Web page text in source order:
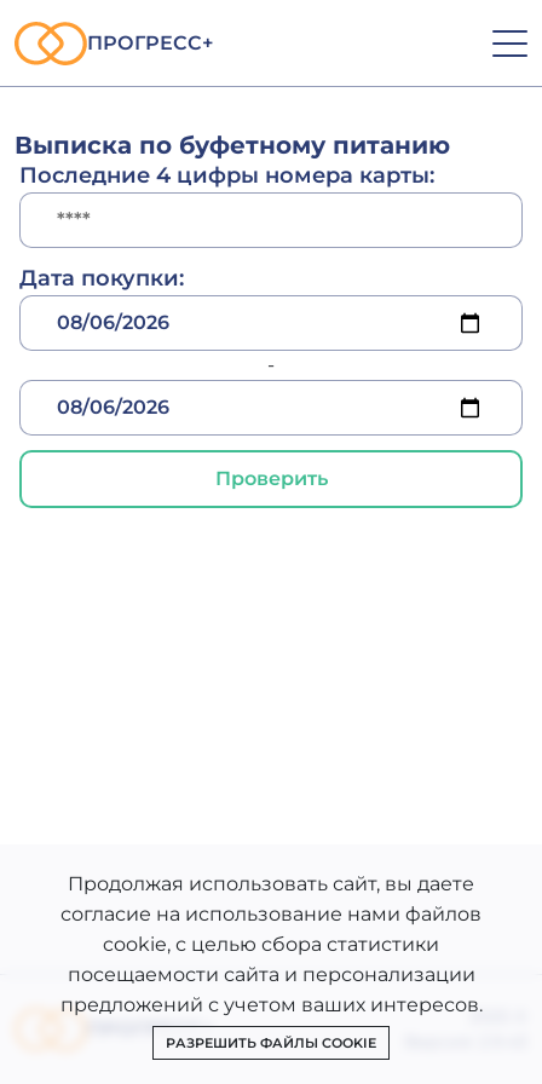
ПРОГРЕСС+
Выписка по буфетному питанию
Последние 4 цифры номера карты:
Дата покупки:
-
Проверить
ПРОГРЕСС+
2025 ©
Продолжая использовать сайт, вы даете
согласие на использование нами файлов
cookie, с целью сбора статистики
посещаемости сайта и персонализации
предложений с учетом ваших интересов.
РАЗРЕШИТЬ ФАЙЛЫ COOKIE